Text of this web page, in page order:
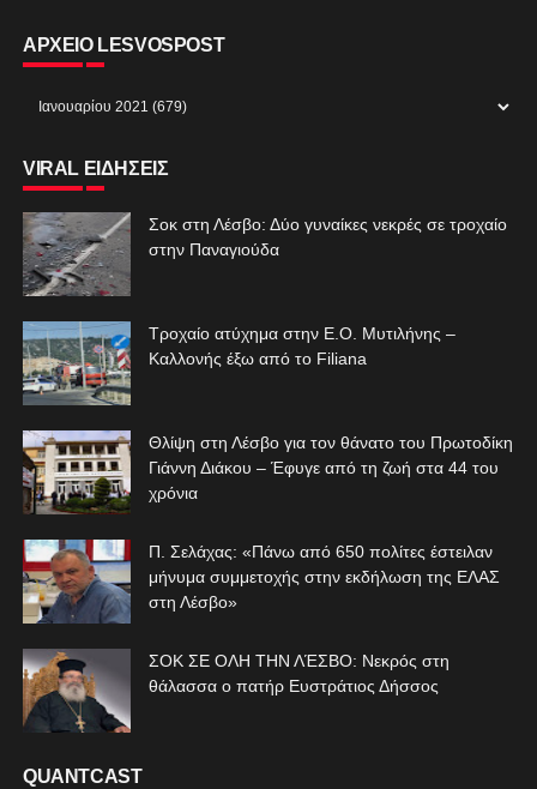
ΑΡΧΕΙΟ LESVOSPOST
VIRAL ΕΙΔΗΣΕΙΣ
Σοκ στη Λέσβο: Δύο γυναίκες νεκρές σε τροχαίο
στην Παναγιούδα
Τροχαίο ατύχημα στην Ε.Ο. Μυτιλήνης –
Καλλονής έξω από το Filiana
Θλίψη στη Λέσβο για τον θάνατο του Πρωτοδίκη
Γιάννη Διάκου – Έφυγε από τη ζωή στα 44 του
χρόνια
Π. Σελάχας: «Πάνω από 650 πολίτες έστειλαν
μήνυμα συμμετοχής στην εκδήλωση της ΕΛΑΣ
στη Λέσβο»
ΣΟΚ ΣΕ ΟΛΗ ΤΗΝ ΛΈΣΒΟ: Νεκρός στη
θάλασσα ο πατήρ Ευστράτιος Δήσσος
QUANTCAST